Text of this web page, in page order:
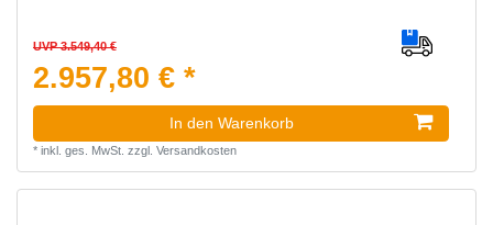
UVP 3.549,40 €
2.957,80 € *
In den Warenkorb
* inkl. ges. MwSt. zzgl. Versandkosten